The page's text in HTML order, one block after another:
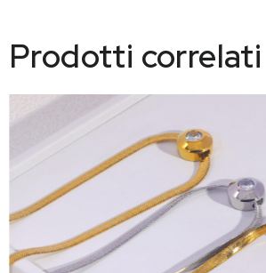
Prodotti correlati